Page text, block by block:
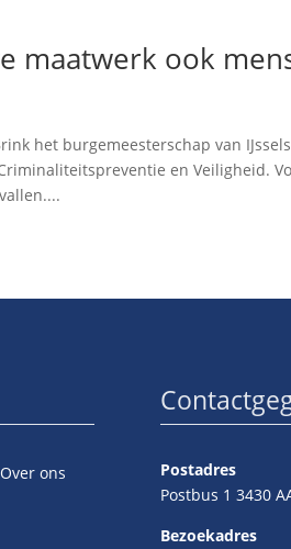
maatwerk ook
het burgemeesterschap van
en Veiligheid.
Over ons
Postadres
Postbus 1 3430
Bezoekadres